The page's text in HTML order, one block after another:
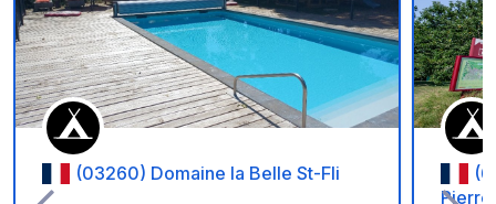
Add to your
(03260) Domaine la Belle St-Fli